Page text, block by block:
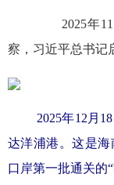
2025年11
察，习近平总书记
2025年12月
达洋浦港。这是
口岸第一批通关的